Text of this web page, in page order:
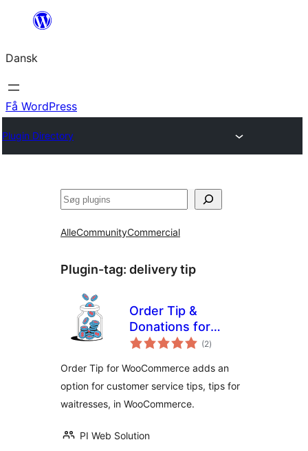
Spring
indhold
Dansk
Få WordPress
Plugin Directory
Søg
AlleCommunityCommercial
Plugin-tag: delivery tip
Order Tip &
Donations for
WooCommerce
(2totale
bedømmelser
)
Order Tip for WooCommerce adds an
option for customer service tips, tips for
waitresses, in WooCommerce.
PI Web Solution